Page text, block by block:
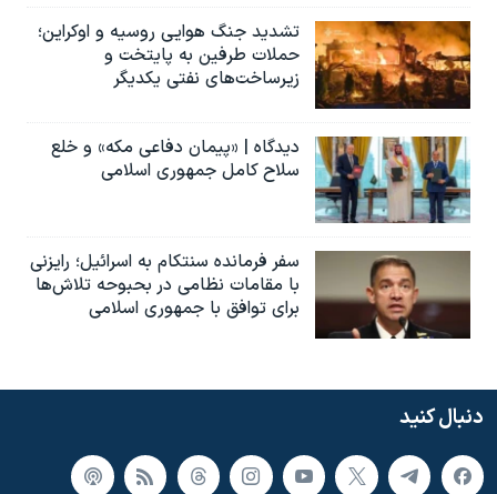
تشدید جنگ هوایی روسیه و اوکراین؛
حملات طرفین به پایتخت‌ و
زیرساخت‌های نفتی یکدیگر
دیدگاه | «پیمان دفاعی مکه» و خلع
سلاح کامل جمهوری اسلامی
سفر فرمانده سنتکام به اسرائیل؛ رایزنی
با مقامات نظامی در بحبوحه تلاش‌ها
برای توافق با جمهوری اسلامی
دنبال کنید